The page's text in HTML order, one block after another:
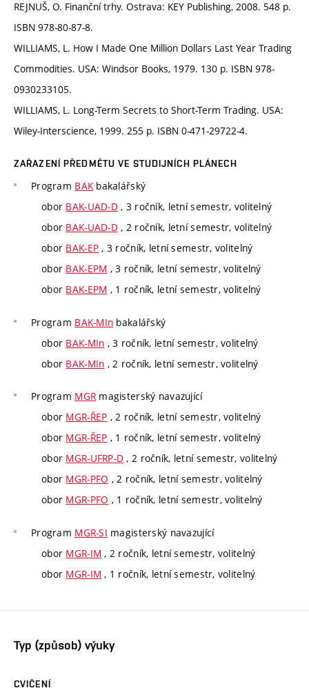
REJNUŠ, O. Finanční trhy. Ostrava: KEY Publishing, 2008. 548 p.
ISBN 978-80-87-8.
WILLIAMS, L. How I Made One Million Dollars Last Year Trading
Commodities. USA: Windsor Books, 1979. 130 p. ISBN 978-
0930233105.
WILLIAMS, L. Long-Term Secrets to Short-Term Trading. USA:
Wiley-Interscience, 1999. 255 p. ISBN 0-471-29722-4.
ZAŘAZENÍ PŘEDMĚTU VE STUDIJNÍCH PLÁNECH
Program BAKbakalářský
obor BAK-UAD-D, 3 ročník, letní semestr, volitelný
obor BAK-UAD-D, 2 ročník, letní semestr, volitelný
obor BAK-EP , 3 ročník, letní semestr, volitelný
obor BAK-EPM , 3 ročník, letní semestr, volitelný
obor BAK-EPM , 1 ročník, letní semestr, volitelný
Program BAK-MIn bakalářský
obor BAK-MIn , 3 ročník, letní semestr, volitelný
obor BAK-MIn , 2 ročník, letní semestr, volitelný
Program MGR magisterský navazující
obor MGR-ŘEP , 2 ročník, letní semestr, volitelný
obor MGR-ŘEP , 1 ročník, letní semestr, volitelný
obor MGR-UFRP-D , 2 ročník, letní semestr, volitelný
obor MGR-PFO , 2 ročník, letní semestr, volitelný
obor MGR-PFO , 1 ročník, letní semestr, volitelný
Program MGR-SI magisterský navazující
obor MGR-IM , 2 ročník, letní semestr, volitelný
obor MGR-IM , 1 ročník, letní semestr, volitelný
Typ (způsob) výuky
CVIČENÍ